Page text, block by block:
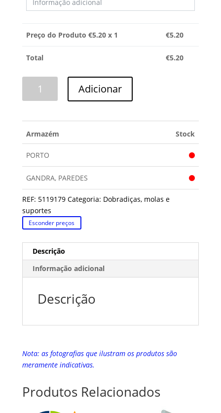
Preço do Produto €5.20 x 1 €5.20
Total €5.20
ARISTON
Adicionar
Armazém Stock
PORTO
GANDRA, PAREDES
REF: 5119179 Categoria: Dobradiças, molas e
suportes
Esconder preços
Descrição
Informação adicional
Descrição
Nota: as fotografias que ilustram os produtos são
meramente indicativas.
Produtos Relacionados